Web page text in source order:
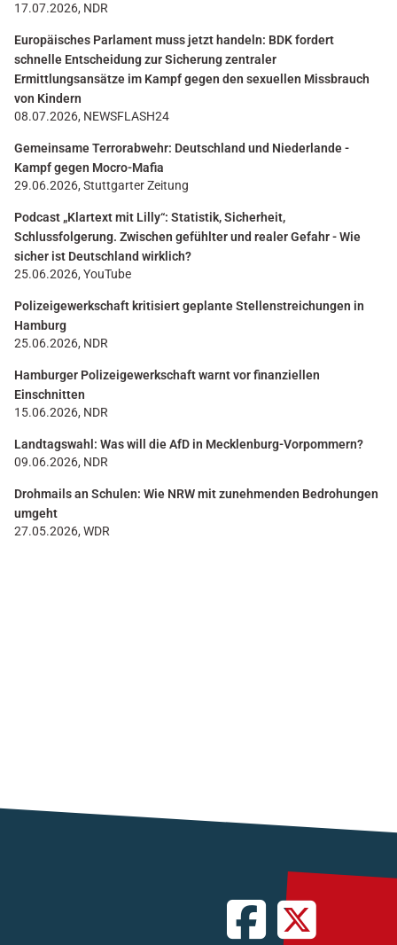
17.07.2026, NDR
Europäisches Parlament muss jetzt handeln: BDK fordert
schnelle Entscheidung zur Sicherung zentraler
Ermittlungsansätze im Kampf gegen den sexuellen Missbrauch
von Kindern
08.07.2026, NEWSFLASH24
Gemeinsame Terrorabwehr: Deutschland und Niederlande -
Kampf gegen Mocro-Mafia
29.06.2026, Stuttgarter Zeitung
Podcast „Klartext mit Lilly“: Statistik, Sicherheit,
Schlussfolgerung. Zwischen gefühlter und realer Gefahr - Wie
sicher ist Deutschland wirklich?
25.06.2026, YouTube
Polizeigewerkschaft kritisiert geplante Stellenstreichungen in
Hamburg
25.06.2026, NDR
Hamburger Polizeigewerkschaft warnt vor finanziellen
Einschnitten
15.06.2026, NDR
Landtagswahl: Was will die AfD in Mecklenburg-Vorpommern?
09.06.2026, NDR
Drohmails an Schulen: Wie NRW mit zunehmenden Bedrohungen
umgeht
27.05.2026, WDR